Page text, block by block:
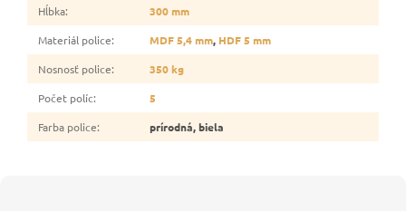
Hĺbka:
300 mm
Materiál police: MDF 5,4 mm, HDF 5 mm
Nosnosť police:
350 kg
Počet políc:
5
Farba police: prírodná, biela